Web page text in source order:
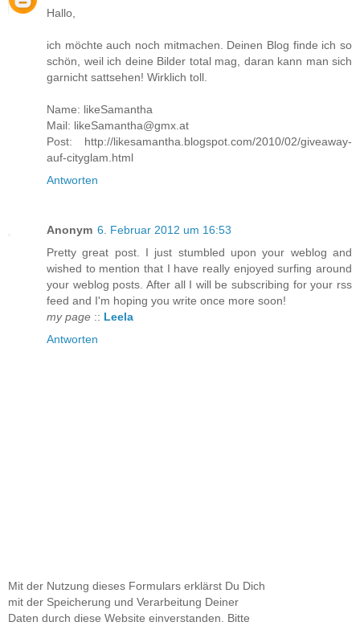
Hallo,
ich möchte auch noch mitmachen. Deinen Blog finde ich so
schön, weil ich deine Bilder total mag, daran kann man sich
garnicht sattsehen! Wirklich toll.
Name: likeSamantha
Mail: likeSamantha@gmx.at
Post: http://likesamantha.blogspot.com/2010/02/giveaway-
auf-cityglam.html
Antworten
Anonym 6. Februar 2012 um 16:53
Pretty great post. I just stumbled upon your weblog and
wished to mention that I have really enjoyed surfing around
your weblog posts. After all I will be subscribing for your rss
feed and I'm hoping you write once more soon!
my page :: Leela
Antworten
Mit der Nutzung dieses Formulars erklärst Du Dich
mit der Speicherung und Verarbeitung Deiner
Daten durch diese Website einverstanden. Bitte